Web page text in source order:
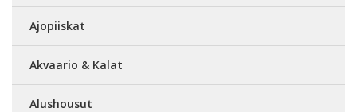
Ajopiiskat
Akvaario & Kalat
Alushousut